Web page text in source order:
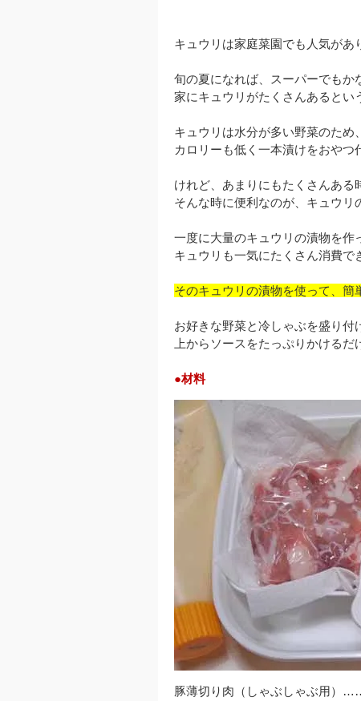
キュウリは家庭菜園でも人気があ
旬の夏になれば、スーパーでもか
家にキュウリがたくさんあるとい
キュウリは水分が多い野菜のため、
カロリーも低く一本漬けをおやつ
けれど、あまりにもたくさんある
そんな時に便利なのが、キュウリ
一度に大量のキュウリの漬物を作
キュウリも一気にたくさん消費で
そのキュウリの漬物を使って、簡
お好きな野菜と冷しゃぶを盛り付
上からソースをたっぷりかけるだ
●材料
豚薄切り肉（しゃぶしゃぶ用）